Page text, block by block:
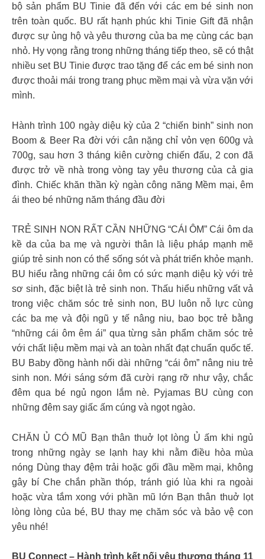
bộ sản phẩm BU Tinie đã đến với các em bé sinh non
trên toàn quốc. BU rất hạnh phúc khi Tinie Gift đã nhận
được sự ủng hộ và yêu thương của ba mẹ cùng các bạn
nhỏ. Hy vọng rằng trong những tháng tiếp theo, sẽ có thật
nhiều set BU Tinie được trao tặng để các em bé sinh non
được thoải mái trong trang phục mềm mại và vừa vặn với
mình.
Hành trình 100 ngày diệu kỳ của 2 “chiến binh” sinh non
Boom & Beer Ra đời với cân nặng chỉ vỏn vẹn 600g và
700g, sau hơn 3 tháng kiên cường chiến đấu, 2 con đã
được trở về nhà trong vòng tay yêu thương của cả gia
đình. Chiếc khăn thần kỳ ngàn công năng Mềm mại, êm
ái theo bé những năm tháng đầu đời
TRẺ SINH NON RẤT CẦN NHỮNG “CÁI ÔM” Cái ôm da
kề da của ba mẹ và người thân là liệu pháp mạnh mẽ
giúp trẻ sinh non có thể sống sót và phát triển khỏe mạnh.
BU hiểu rằng những cái ôm có sức mạnh diệu kỳ với trẻ
sơ sinh, đặc biệt là trẻ sinh non. Thấu hiểu những vất vả
trong việc chăm sóc trẻ sinh non, BU luôn nỗ lực cùng
các ba mẹ và đội ngũ y tế nâng niu, bao bọc trẻ bằng
“những cái ôm êm ái” qua từng sản phẩm chăm sóc trẻ
với chất liệu mềm mại và an toàn nhất đạt chuẩn quốc tế.
BU Baby đồng hành nối dài những “cái ôm” nâng niu trẻ
sinh non. Mới sáng sớm đã cười rạng rỡ như vậy, chắc
đêm qua bé ngủ ngon lắm nè. Pyjamas BU cùng con
những đêm say giấc ấm cúng và ngọt ngào.
CHĂN Ủ CÓ MŨ Bạn thân thuở lọt lòng Ủ ấm khi ngủ
trong những ngày se lạnh hay khi nằm điều hòa mùa
nóng Dùng thay đệm trải hoặc gối đầu mềm mại, không
gây bí Che chắn phần thóp, tránh gió lùa khi ra ngoài
hoặc vừa tắm xong với phần mũ lớn Bạn thân thuở lọt
lòng lòng của bé, BU thay mẹ chăm sóc và bảo vệ con
yêu nhé!
BU Connect – Hành trình kết nối yêu thương tháng 11